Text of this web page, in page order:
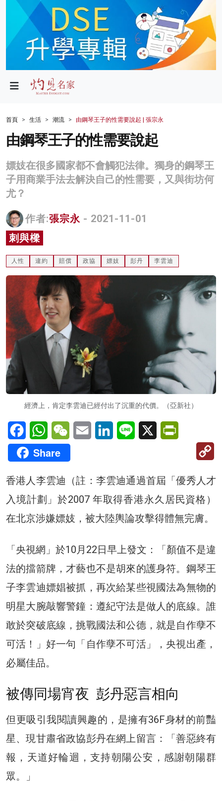
政局
財經
生活
商業
科技
影片
名家榜
灼見活動
關於我們
首頁 生活 潮流 由鋼琴王子的性需要說起 | 張宗永
由鋼琴王子的性需要說起
嫖妓在很多國家都不會觸犯法律。獨身的鋼琴王
子用商業手法去解決自己的性需要，又與街坊何
尤？
作者:張宗永 - 2021-11-01
刺與樑
人性 違約 賠償 政協 嫖妓 彭丹 李雲迪
經濟上，肯定李雲迪已經付出了沉重的代價。（亞新社）
FacebookWhatsAppWeChatEmail LinkedInLine X
Share
香港人李雲迪（註：李雲迪通過首屆「優秀人才
入境計劃」於2007 年取得香港永久居民資格）
在北京涉嫌嫖妓，被大陸輿論攻擊得體無完膚。
「央視網」於10月22日早上發文：「顏值不是違
法的擋箭牌，才藝也不是胡來的護身符。鋼琴王
子李雲迪嫖娼被抓，再次給某些視國法為無物的
明星大腕敲響警鐘：遵紀守法是做人的底線。誰
敢於突破底線，挑戰國法和公德，就是自作孽不
可活！」好一句「自作孽不可活」，央視出產，
必屬佳品。
被傳同場宵夜 彭丹惡言相向
但更吸引我閱讀興趣的，是擁有36F身材的前豔
星、現甘肅省政協彭丹在網上留言：「善惡終有
報，天道好輪迴，支持朝陽公安，感謝朝陽群
眾。」